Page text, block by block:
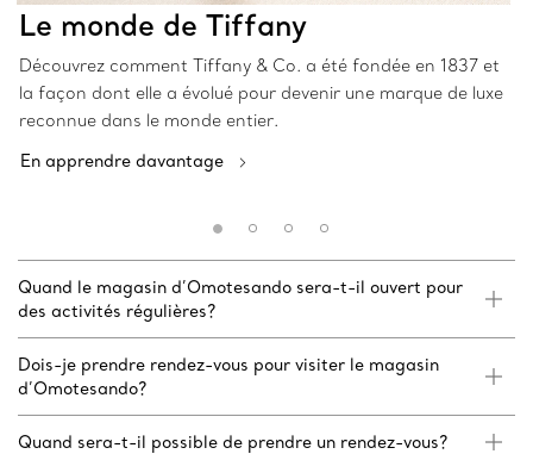
Le monde de Tiffany
Découvrez comment Tiffany & Co. a été fondée en 1837 et
la façon dont elle a évolué pour devenir une marque de luxe
reconnue dans le monde entier.
En apprendre davantage
Quand le magasin d’Omotesando sera-t-il ouvert pour
des activités régulières?
Dois-je prendre rendez-vous pour visiter le magasin
d’Omotesando?
Quand sera-t-il possible de prendre un rendez-vous?